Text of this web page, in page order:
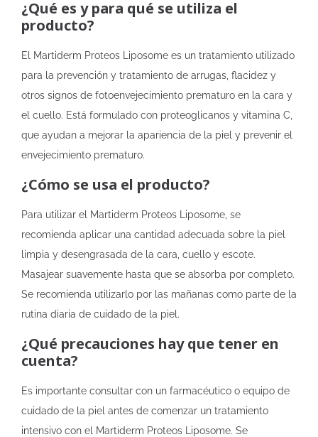
¿Qué es y para qué se utiliza el
producto?
El Martiderm Proteos Liposome es un tratamiento utilizado
para la prevención y tratamiento de arrugas, flacidez y
otros signos de fotoenvejecimiento prematuro en la cara y
el cuello. Está formulado con proteoglicanos y vitamina C,
que ayudan a mejorar la apariencia de la piel y prevenir el
envejecimiento prematuro.
¿Cómo se usa el producto?
Para utilizar el Martiderm Proteos Liposome, se
recomienda aplicar una cantidad adecuada sobre la piel
limpia y desengrasada de la cara, cuello y escote.
Masajear suavemente hasta que se absorba por completo.
Se recomienda utilizarlo por las mañanas como parte de la
rutina diaria de cuidado de la piel.
¿Qué precauciones hay que tener en
cuenta?
Es importante consultar con un farmacéutico o equipo de
cuidado de la piel antes de comenzar un tratamiento
intensivo con el Martiderm Proteos Liposome. Se